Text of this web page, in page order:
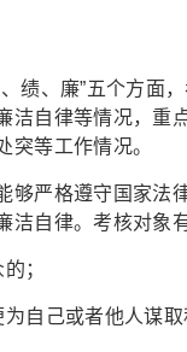
绩、廉”五个方面
自律等情况，重
突等工作情况。
够严格遵守国家法
自律。考核对象
；
自己或者他人谋取